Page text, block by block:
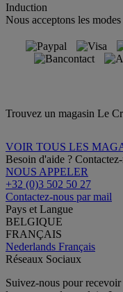
Induction
Nous acceptons les
Trouvez un magasin Le
VOIR TOUS LES
Besoin d'aide ?
NOUS APPELER
+32 (0)3 502 50 27
Contactez-nous par mail
Pays et Langue
BELGIQUE
FRANÇAIS
Nederlands Français
Réseaux Sociaux
Suivez-nous pour recevoir